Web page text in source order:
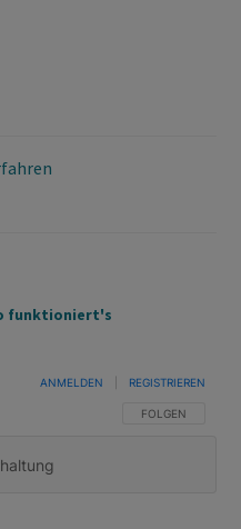
funktioniert's
FOLGE DIESER
FOLGEN
ANMELDEN REGISTRIEREN